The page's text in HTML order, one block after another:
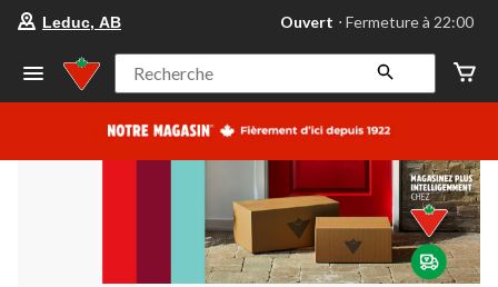
votre
préféré
Leduc,
AB,
courament
Fermeture
à
22:00
cliquer
pour
changer
Leduc, AB Ouvert ⋅ Fermeture à 22:00
Recherche